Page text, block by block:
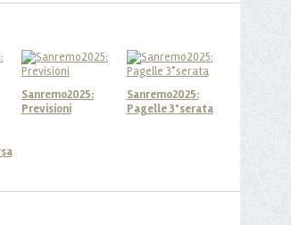
Sanremo2025:
Previsioni
Sanremo2025:
Pagelle 3°serata